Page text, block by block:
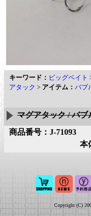
キーワード： ビッグベイト
アタック > アイテム： バブ
マグアタック / バ
商品番号：J-71093
本
Copyright (C)